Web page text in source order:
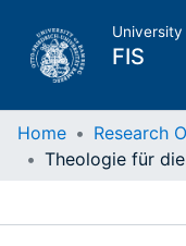
FIS
Home
Home Research